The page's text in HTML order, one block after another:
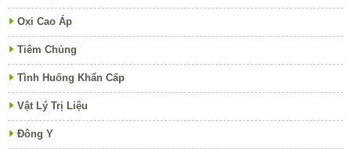
Oxi Cao Áp
Tiêm Chủng
Tình Huống Khẩn Cấp
Vật Lý Trị Liệu
Đông Y